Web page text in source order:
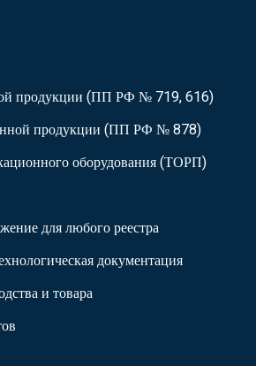
продукции (ПП РФ № 719, 616)
продукции (ПП РФ № 878)
оборудования (ТОРП)
для любого реестра
документация
и товара